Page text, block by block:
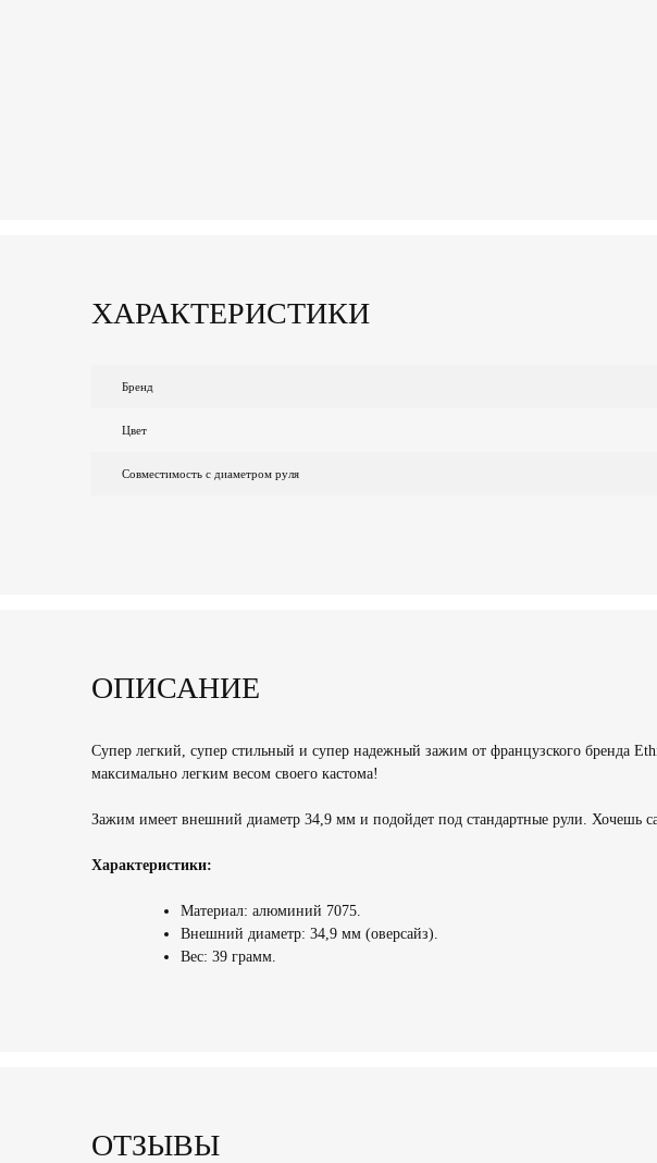
ХАРАКТЕРИСТИКИ
Бренд
Цвет
Совместимость с диаметром руля
ОПИСАНИЕ
Супер легкий, супер стильный и супер надежный зажим от французского бренда
максимально легким весом своего кастома!
Зажим имеет внешний диаметр 34,9 мм и подойдет под стандартные рули. Хочешь
Характеристики:
Материал: алюминий 7075.
Внешний диаметр: 34,9 мм (оверсайз).
Вес: 39 грамм.
ОТЗЫВЫ